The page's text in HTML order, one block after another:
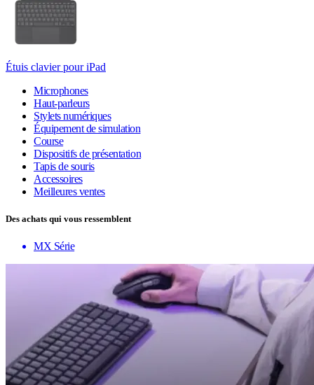
Étuis clavier pour iPad
Microphones
Haut-parleurs
Stylets numériques
Équipement de simulation
Course
Dispositifs de présentation
Tapis de souris
Accessoires
Meilleures ventes
Des achats qui vous ressemblent
MX Série